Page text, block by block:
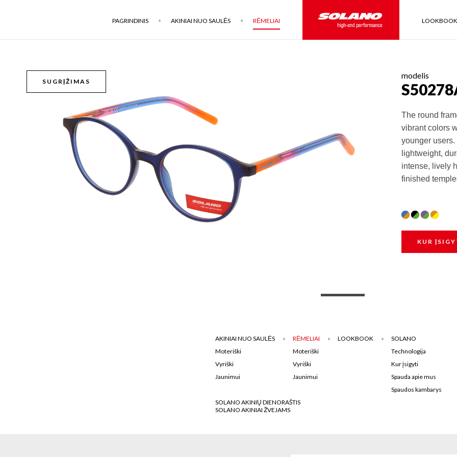
PAGRINDINIS AKINIAI NUO SAULĖS RĖMELIAI LOOKBOOK
SUGRĮŽIMAS
modelis
The round
vibrant colors
younger
lightweight,
intense, lively
finished
KUR
AKINIAI NUO SAULĖS
Moteriški
Vyriški
Jaunimui
RĖMELIAI
Moteriški
Vyriški
Jaunimui
LOOKBOOK
SOLANO
Technologija
Kur įsigyti
Spauda apie mus
Spaudos kambarys
SOLANO AKINIŲ DIENORAŠTIS
SOLANO AKINIAI ŽVEJAMS